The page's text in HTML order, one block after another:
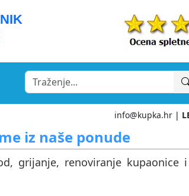
info@kupka.hr |
iz naše ponude
grijanje, renoviranje kupaonice